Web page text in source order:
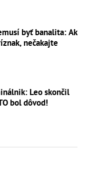
byť banalita: Ak
nečakajte
Leo skončil
bol dôvod!